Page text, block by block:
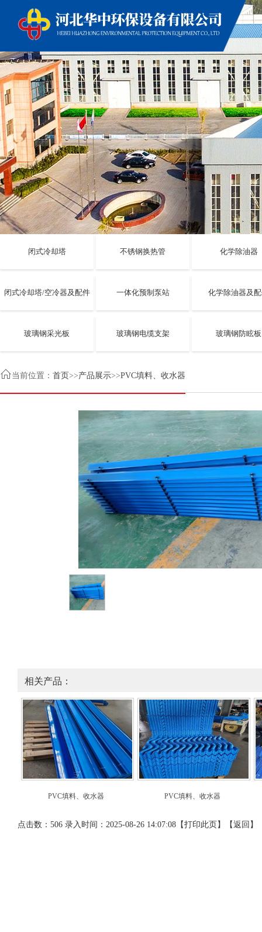
闭式冷却塔 不锈钢换热管 化学除油器
闭式冷却塔/空冷器及配件 一体化预制泵站 化学除油器及
玻璃钢采光板 玻璃钢电缆支架 玻璃钢防眩板
当前位置： 首页>>产品展示>>PVC填料、收水器
相关产品：
PVC填料、收水器 PVC填料、收水器
点击数：506 录入时间：2025-08-26 14:07:08【打印此页 】【返回 】